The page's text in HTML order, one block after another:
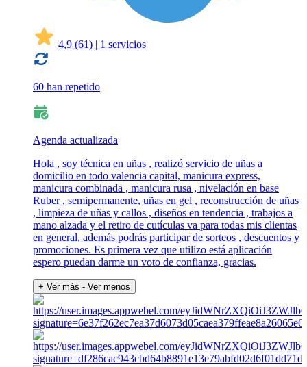
4,9 (61) | 1 servicios
60 han repetido
Agenda actualizada
Hola , soy técnica en uñas , realizó servicio de uñas a
domicilio en todo valencia capital, manicura express,
manicura combinada , manicura rusa , nivelación en base
Ruber , semipermanente, uñas en gel , reconstrucción de uñas
, limpieza de uñas y callos , diseños en tendencia , trabajos a
mano alzada y el retiro de cutículas va para todas mis clientas
en general, además podrás participar de sorteos , descuentos y
promociones. Es primera vez que utilizo está aplicación
espero puedan darme un voto de confianza, gracias.
+ Ver más - Ver menos